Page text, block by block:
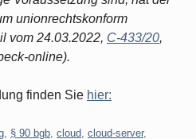
unionrechtskonform
vom 24.03.2022, C-433/20,
online).
finden Sie hier:
§ 90 bgb cloud cloud-server,